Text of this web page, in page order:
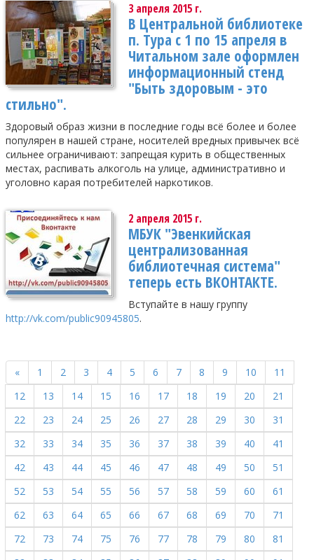
3 апреля 2015 г.
В Центральной библиотеке
п. Тура с 1 по 15 апреля в
Читальном зале оформлен
информационный стенд
"Быть здоровым - это
стильно".
Здоровый образ жизни в последние годы всё более и более
популярен в нашей стране, носителей вредных привычек всё
сильнее ограничивают: запрещая курить в общественных
местах, распивать алкоголь на улице, административно и
уголовно карая потребителей наркотиков.
2 апреля 2015 г.
МБУК "Эвенкийская
централизованная
библиотечная система"
теперь есть ВКОНТАКТЕ.
Вступайте в нашу группу
http://vk.com/public90945805.
« 1 2 3 4 5 6 7 8 9 10
11
12
13 14 15 16 17 18 19 20
21
22
23 24 25 26 27 28 29 30
31
32
33 34 35 36 37 38 39 40
41
42
43 44 45 46 47 48 49 50
51
52
53 54 55 56 57 58 59 60
61
62
63 64 65 66 67 68 69 70
71
72
73 74 75 76 77 78 79 80
81